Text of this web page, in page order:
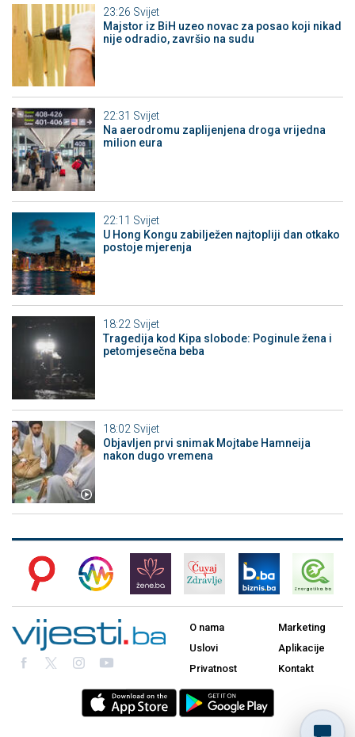
23:26 Svijet
Majstor iz BiH uzeo novac za posao koji nikad
nije odradio, završio na sudu
22:31 Svijet
Na aerodromu zaplijenjena droga vrijedna
milion eura
22:11 Svijet
U Hong Kongu zabilježen najtopliji dan otkako
postoje mjerenja
18:22 Svijet
Tragedija kod Kipa slobode: Poginule žena i
petomjesečna beba
18:02 Svijet
Objavljen prvi snimak Mojtabe Hamneija
nakon dugo vremena
O nama
Uslovi
Privatnost
Marketing
Aplikacije
Kontakt